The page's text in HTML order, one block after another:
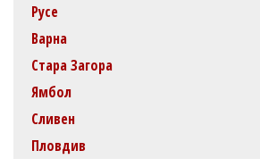
Русе
Варна
Стара Загора
Ямбол
Сливен
Пловдив